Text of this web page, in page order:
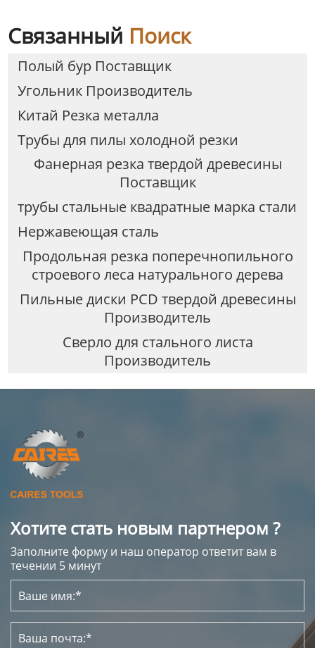
Связанный Поиск
Полый бур Поставщик
Угольник Производитель
Китай Резка металла
Трубы для пилы холодной резки
Фанерная резка твердой древесины
Поставщик
трубы стальные квадратные марка стали
Нержавеющая сталь
Продольная резка поперечнопильного
строевого леса натурального дерева
Пильные диски PCD твердой древесины
Производитель
Сверло для стального листа
Производитель
Хотите стать новым партнером ?
Заполните форму и наш оператор ответит вам в
течении 5 минут